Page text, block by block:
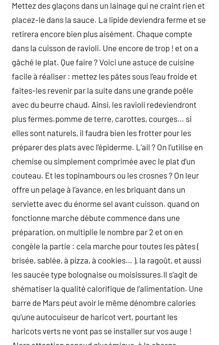
Mettez des glaçons dans un lainage qui ne craint rien et
placez-le dans la sauce. La lipide deviendra ferme et se
retirera encore bien plus aisément. Chaque compte
dans la cuisson de ravioli. Une encore de trop ! et on a
gâché le plat. Que faire ? Voici une astuce de cuisine
facile à réaliser : mettez les pâtes sous l’eau froide et
faites-les revenir par la suite dans une grande poêle
avec du beurre chaud. Ainsi, les ravioli redeviendront
plus fermes.pomme de terre, carottes, courges… si
elles sont naturels, il faudra bien les frotter pour les
préparer des plats avec l’épiderme. L’ail ? On l’utilise en
chemise ou simplement comprimée avec le plat d’un
couteau. Et les topinambours ou les crosnes ? On leur
offre un pelage à l’avance, en les briquant dans un
serviette avec du énorme sel avant cuisson. quand on
fonctionne marche débute commence dans une
préparation, on multiplie le nombre par 2 et on en
congèle la partie : cela marche pour toutes les pâtes (
brisée, sablée, à pizza, à cookies… ), la ragoût, et aussi
les saucée type bolognaise ou moisissures.Il s’agit de
shématiser la qualité calorifique de l’alimentation. Une
barre de Mars peut avoir le même dénombre calories
qu’une autocuiseur de haricot vert, pourtant les
haricots verts ne vont pas se installer sur vos auge !